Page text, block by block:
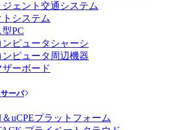
ジェント交通システム
トシステム
PC
ンピュータシャーシ
ンピュータ周辺機器
ーボード
ーバ
uCPEプラットフォーム